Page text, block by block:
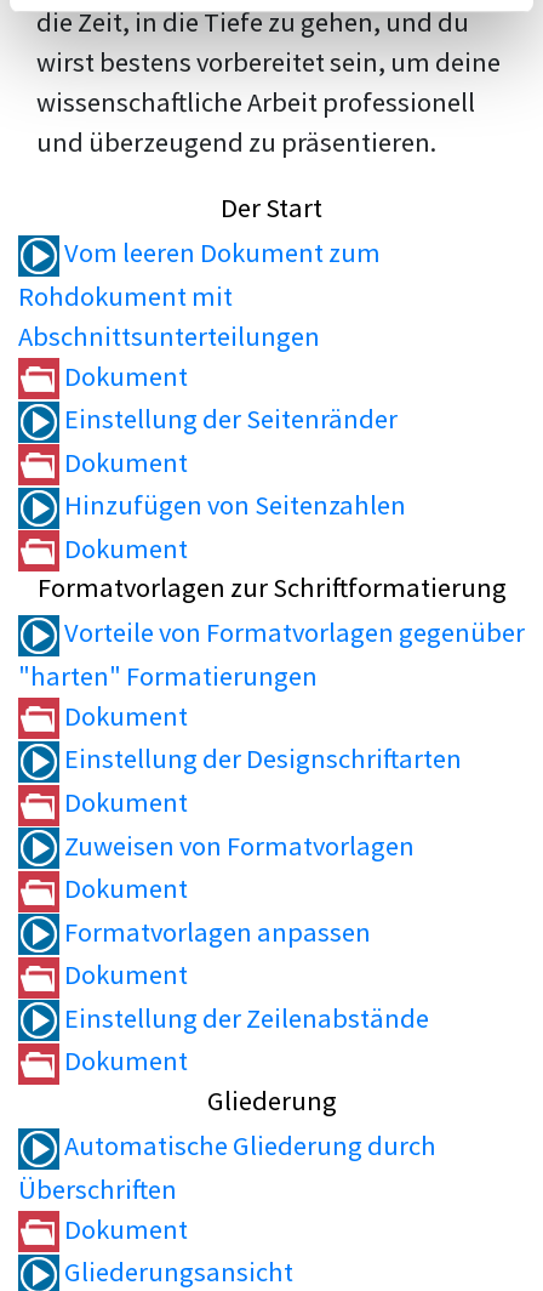
die Zeit, in die Tiefe zu gehen, und du
wirst bestens vorbereitet sein, um deine
wissenschaftliche Arbeit professionell
und überzeugend zu präsentieren.
Der Start
Vom leeren Dokument zum
Rohdokument mit
Abschnittsunterteilungen
Dokument
Einstellung der Seitenränder
Dokument
Hinzufügen von Seitenzahlen
Dokument
Formatvorlagen zur Schriftformatierung
Vorteile von Formatvorlagen gegenüber
"harten" Formatierungen
Dokument
Einstellung der Designschriftarten
Dokument
Zuweisen von Formatvorlagen
Dokument
Formatvorlagen anpassen
Dokument
Einstellung der Zeilenabstände
Dokument
Gliederung
Automatische Gliederung durch
Überschriften
Dokument
Gliederungsansicht